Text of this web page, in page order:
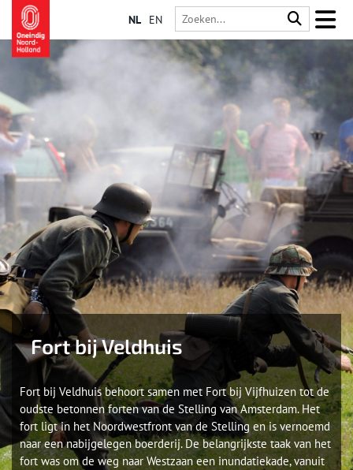
NL EN
Fort bij Veldhuis
Fort bij Veldhuis behoort samen met Fort bij Vijfhuizen tot de
oudste betonnen forten van de Stelling van Amsterdam. Het
fort ligt in het Noordwestfront van de Stelling en is vernoemd
naar een nabijgelegen boerderij. De belangrijkste taak van het
fort was om de weg naar Westzaan een inundatiekade, vanuit